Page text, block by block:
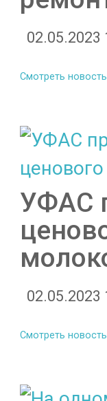
02.05.2023
Смотреть
УФАС
02.05.2023
Смотреть